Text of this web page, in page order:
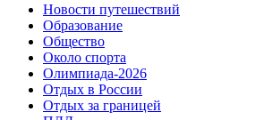
Новости путешествий
Образование
Общество
Около спорта
Олимпиада-2026
Отдых в России
Отдых за границей